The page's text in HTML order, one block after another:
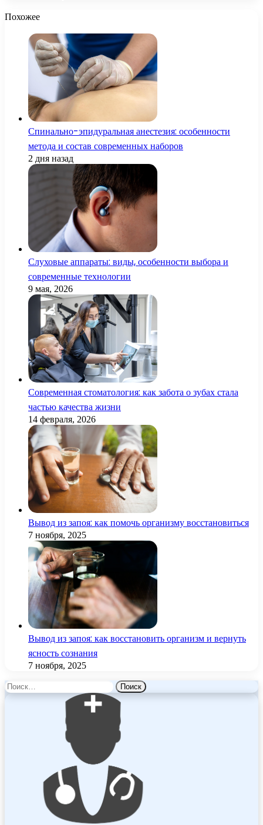
Похожее
Спинально-эпидуральная анестезия: особенности
метода и состав современных наборов
2 дня назад
Слуховые аппараты: виды, особенности выбора и
современные технологии
9 мая, 2026
Современная стоматология: как забота о зубах стала
частью качества жизни
14 февраля, 2026
Вывод из запоя: как помочь организму восстановиться
7 ноября, 2025
Вывод из запоя: как восстановить организм и вернуть
ясность сознания
7 ноября, 2025
Найти: